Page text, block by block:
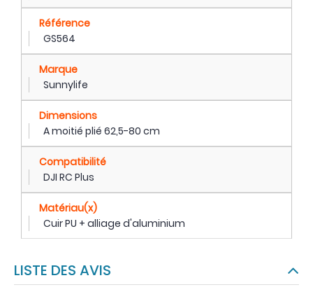
Référence
GS564
Marque
Sunnylife
Dimensions
A moitié plié 62,5-80 cm
Compatibilité
DJI RC Plus
Matériau(x)
Cuir PU + alliage d'aluminium
LISTE DES AVIS